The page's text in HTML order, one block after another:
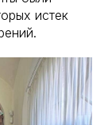
истек